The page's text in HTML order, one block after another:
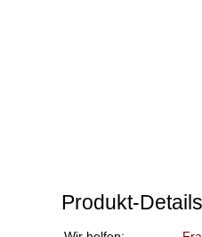
Produkt-Details